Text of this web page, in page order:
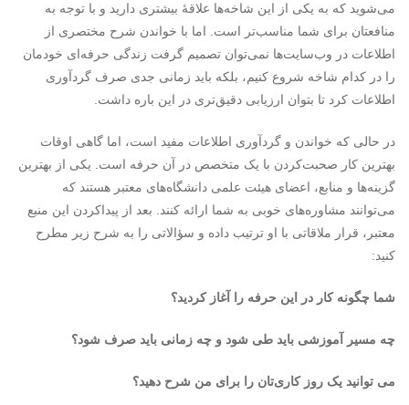
می‌شوید که به یکی از این شاخه‌ها علاقۀ بیشتری دارید و با توجه به
منافعتان برای شما مناسب‌تر است. اما با خواندن شرح مختصری از
اطلاعات در وب‌سایت‌ها نمی‌توان تصمیم گرفت زندگی حرفه‌ای خودمان
را در کدام شاخه شروع کنیم، بلکه باید زمانی جدی صرف گردآوری
اطلاعات کرد تا بتوان ارزیابی دقیق‌تری در این باره داشت.
در حالی که خواندن و گردآوری اطلاعات مفید است، اما گاهی اوقات
بهترین کار صحبت‌کردن با یک متخصص در آن حرفه است. یکی از بهترین
گزینه‌ها و منابع، اعضای هیئت علمی دانشگاه‌های معتبر هستند که
می‌توانند مشاوره‌های خوبی به شما ارائه کنند. بعد از پیداکردن این منبع
معتبر، قرار ملاقاتی با او ترتیب داده و سؤالاتی را به شرح زیر مطرح
کنید:
شما چگونه کار در این حرفه را آغاز کردید؟
چه مسیر آموزشی باید طی شود و چه زمانی باید صرف شود؟
می توانید یک روز کاری‌تان را برای من شرح دهید؟